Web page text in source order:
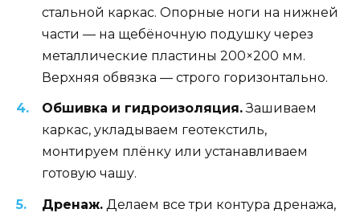
стальной каркас. Опорные ноги на нижней
части — на щебёночную подушку через
металлические пластины 200×200 мм.
Верхняя обвязка — строго горизонтально.
Обшивка и гидроизоляция.Зашиваем
каркас, укладываем геотекстиль,
монтируем плёнку или устанавливаем
готовую чашу.
Дренаж. Делаем все три контура дренажа,